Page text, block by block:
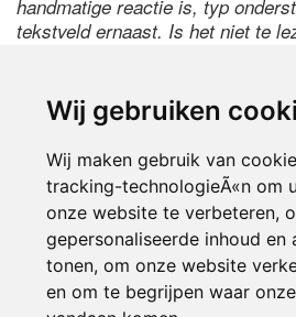
Wij gebruiken
Wij maken gebruik van
tracking-technologieÃ«n om
onze website te verbeteren,
gepersonaliseerde inhoud en
tonen, om onze website
en om te begrijpen waar
handmatige reactie is, typ
tekstveld ernaast. Is het niet te
Inloggen